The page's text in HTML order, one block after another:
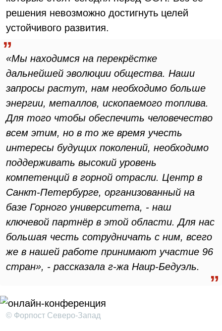
решения невозможно достигнуть целей
устойчивого развития.
«Мы находимся на перекрёстке
дальнейшей эволюции общества. Наши
запросы растут, нам необходимо больше
энергии, металлов, ископаемого топлива.
Для того чтобы обеспечить человечество
всем этим, но в то же время учесть
интересы будущих поколений, необходимо
поддерживать высокий уровень
компетенций в горной отрасли. Центр в
Санкт-Петербурге, организованный на
базе Горного университета, - наш
ключевой партнёр в этой области. Для нас
большая честь сотрудничать с ним, всего
же в нашей работе принимают участие 96
стран», - рассказала г-жа Наир-Бедуэль.
© Форпост Северо-Запад